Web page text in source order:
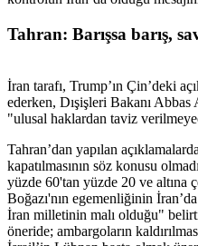
Tahran: Barışsa barış,
İran tarafı, Trump’ın Çin’deki
ederken, Dışişleri Bakanı
"ulusal haklardan taviz
Tahran’dan yapılan
kapatılmasının söz konusu
yüzde 60'tan yüzde 20 ve
Boğazı'nın egemenliğinin
İran milletinin malı olduğu"
öneride; ambargoların